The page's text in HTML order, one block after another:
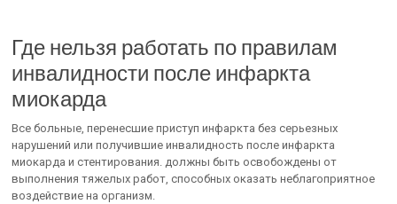
Где нельзя работать по правилам
инвалидности после инфаркта
миокарда
Все больные, перенесшие приступ инфаркта без серьезных
нарушений или получившие инвалидность после инфаркта
миокарда и стентирования. должны быть освобождены от
выполнения тяжелых работ, способных оказать неблагоприятное
воздействие на организм.